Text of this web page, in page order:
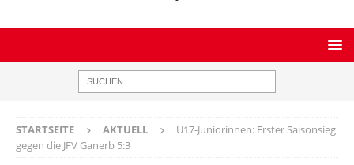
STARTSEITE AKTUELL
U17-Juniorinnen: Erster Saisonsieg
gegen die JFV Ganerb 5:3